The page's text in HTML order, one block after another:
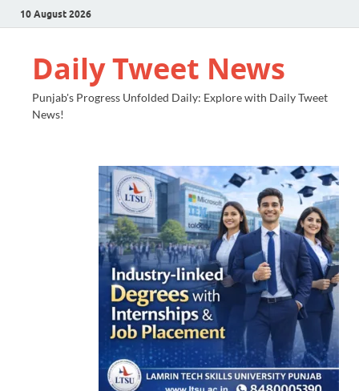
10 August 2026
Daily Tweet News
Punjab's Progress Unfolded Daily: Explore with Daily Tweet
News!